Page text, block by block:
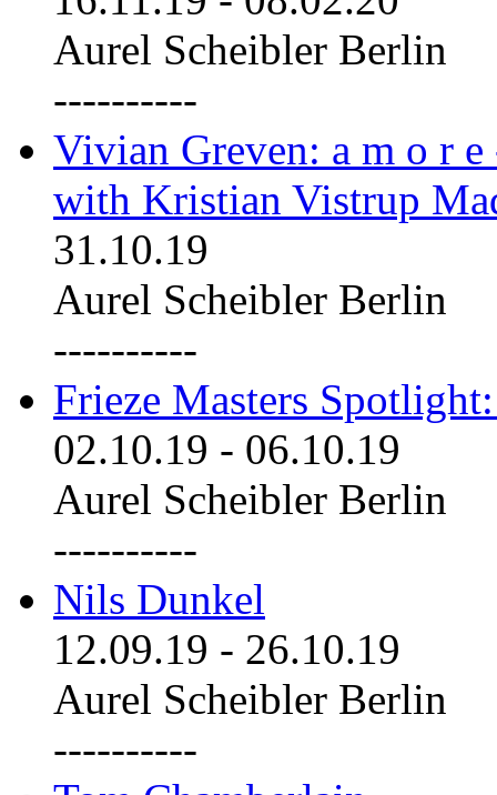
Aurel Scheibler Berlin
----------
Vivian Greven: a m o r
with Kristian Vistrup
31.10.19
Aurel Scheibler Berlin
----------
Frieze Masters
02.10.19 - 06.10.19
Aurel Scheibler Berlin
----------
Nils Dunkel
12.09.19 - 26.10.19
Aurel Scheibler Berlin
----------